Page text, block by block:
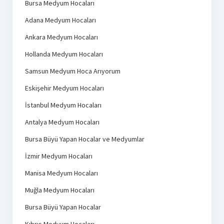
Bursa Medyum Hocaları
Adana Medyum Hocaları
Ankara Medyum Hocaları
Hollanda Medyum Hocaları
Samsun Medyum Hoca Arıyorum
Eskişehir Medyum Hocaları
İstanbul Medyum Hocaları
Antalya Medyum Hocaları
Bursa Büyü Yapan Hocalar ve Medyumlar
İzmir Medyum Hocaları
Manisa Medyum Hocaları
Muğla Medyum Hocaları
Bursa Büyü Yapan Hocalar